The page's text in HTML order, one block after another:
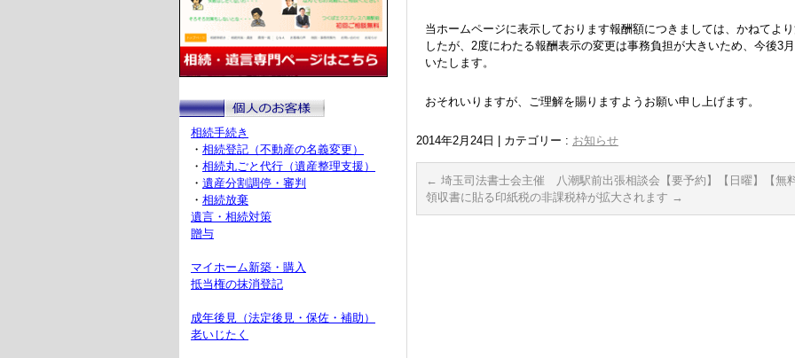
当ホームページに表示しております報酬額につきましては、かねてよ
したが、2度にわたる報酬表示の変更は事務負担が大きいため、今後3
いたします。
おそれいりますが、ご理解を賜りますようお願い申し上げます。
2014年2月24日 カテゴリー : お知らせ
← 埼玉司法書士会主催 八潮駅前出張相談会【要予約】【日曜】【無
領収書に貼る印紙税の非課税枠が拡大されます →
相続手続き
・ 相続登記（不動産の名義変更）
・ 相続丸ごと代行（遺産整理支援）
・ 遺産分割調停・審判
・ 相続放棄
遺言・相続対策
贈与
マイホーム新築・購入
抵当権の抹消登記
成年後見（法定後見・保佐・補助）
老いじたく